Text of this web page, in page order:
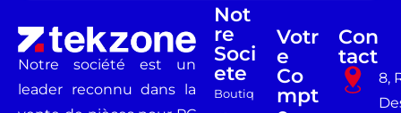
Notre société est un
leader reconnu dans la
Not
Re
Soci
Ete
Boutiq
Votr
E
Co
Mpt
Con
Tact
8,